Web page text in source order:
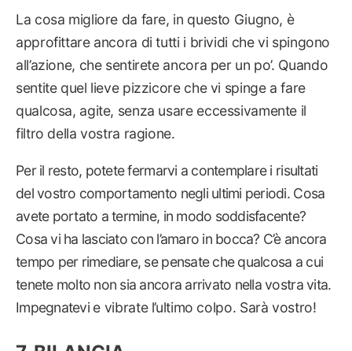
La cosa migliore da fare, in questo Giugno, è
approfittare ancora di tutti i brividi che vi spingono
all’azione, che sentirete ancora per un po’. Quando
sentite quel lieve pizzicore che vi spinge a fare
qualcosa, agite, senza usare eccessivamente il
filtro della vostra ragione.
Per il resto, potete fermarvi a contemplare i risultati
del vostro comportamento negli ultimi periodi. Cosa
avete portato a termine, in modo soddisfacente?
Cosa vi ha lasciato con l’amaro in bocca? C’è ancora
tempo per rimediare, se pensate che qualcosa a cui
tenete molto non sia ancora arrivato nella vostra vita.
Impegnatevi e vibrate l’ultimo colpo. Sarà vostro!